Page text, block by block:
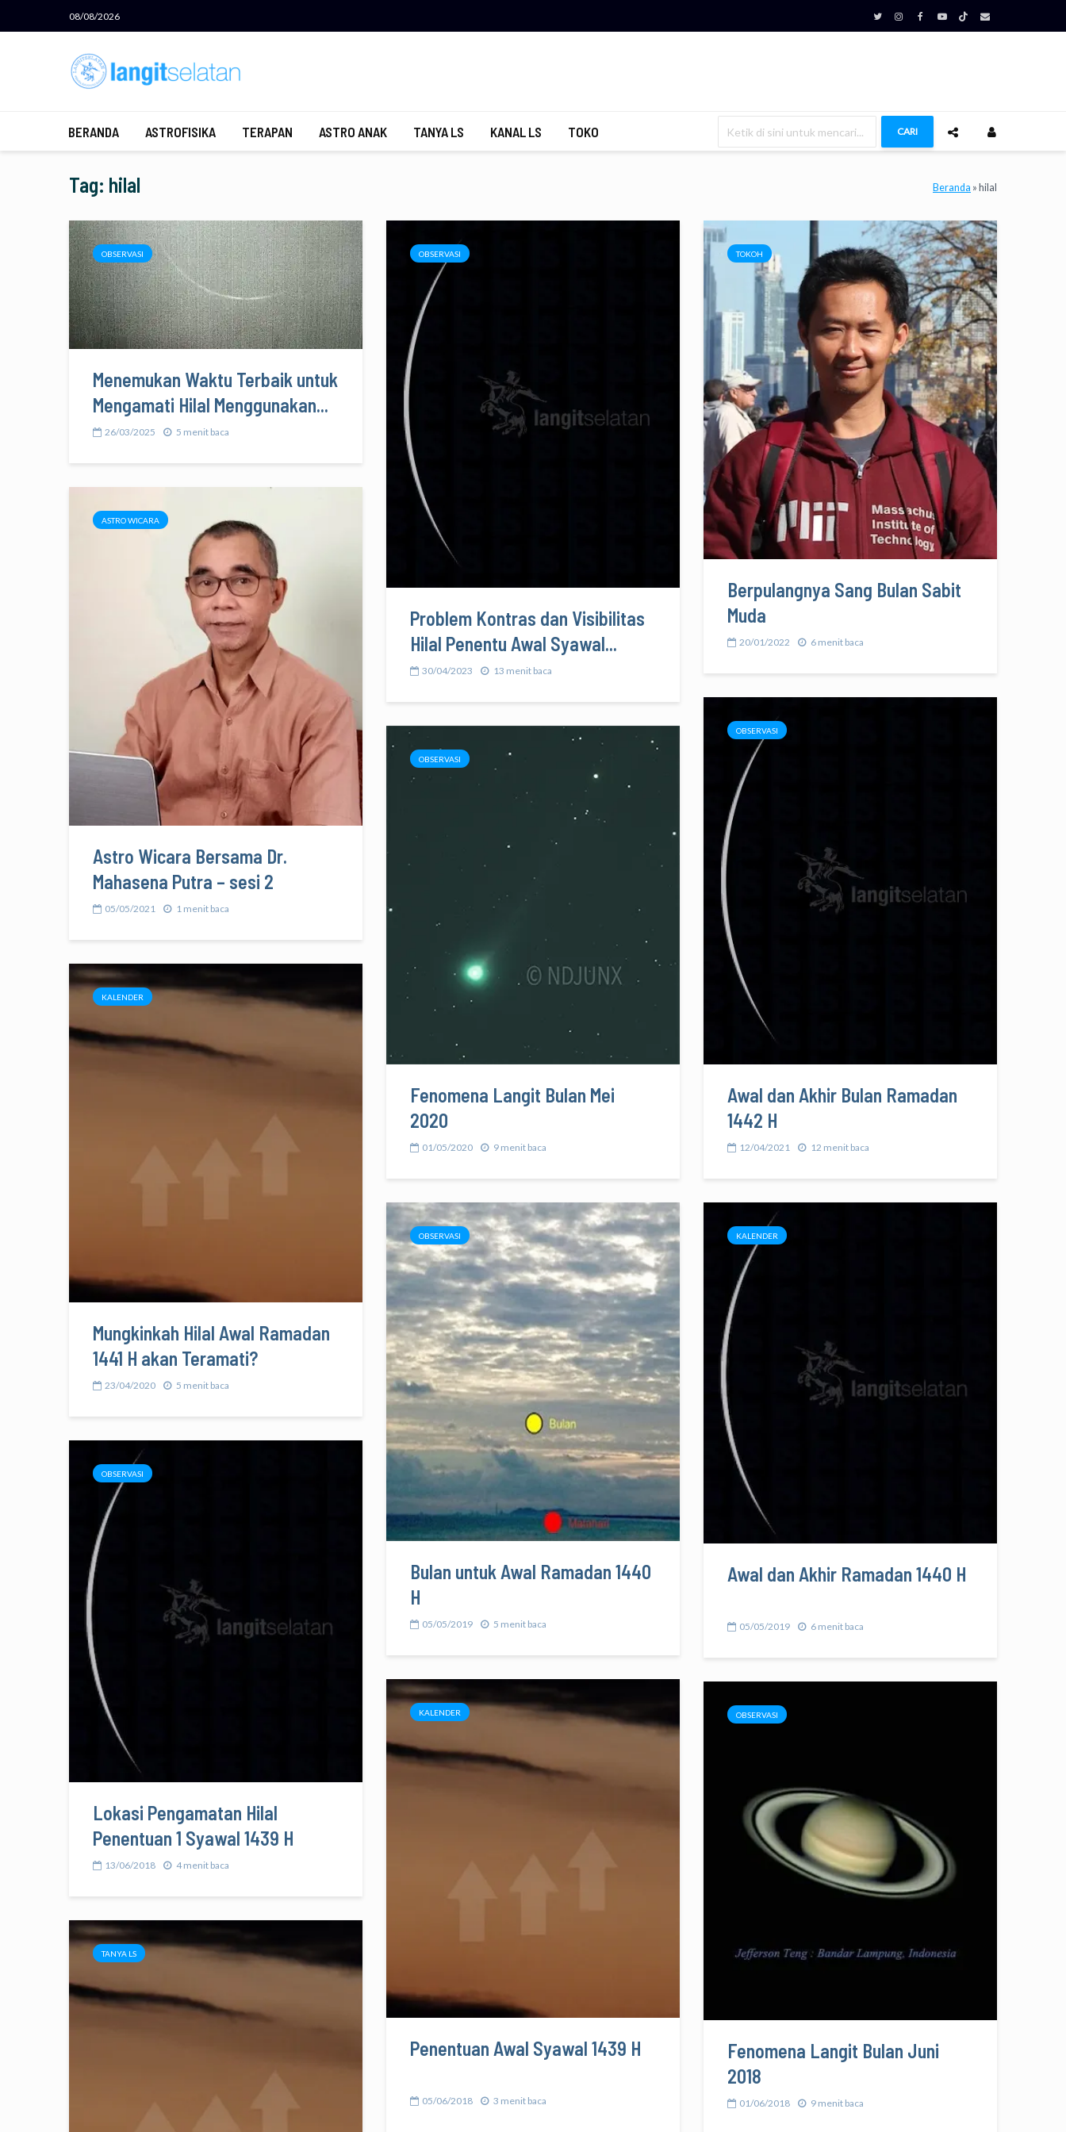
08/08/2026
BERANDA ASTROFISIKA TERAPAN ASTRO ANAK TANYA LS KANAL LS TOKO CARI
Tag: hilal Beranda » hilal
OBSERVASI
Menemukan Waktu Terbaik untuk
Mengamati Hilal Menggunakan...
26/03/2025 5 menit baca
OBSERVASI
Problem Kontras dan Visibilitas
Hilal Penentu Awal Syawal...
30/04/2023 13 menit baca
TOKOH
Berpulangnya Sang Bulan Sabit
Muda
20/01/2022 6 menit baca
ASTRO WICARA
Astro Wicara Bersama Dr.
Mahasena Putra – sesi 2
05/05/2021 1 menit baca
OBSERVASI
Awal dan Akhir Bulan Ramadan
1442 H
12/04/2021 12 menit baca
OBSERVASI
Fenomena Langit Bulan Mei
2020
01/05/2020 9 menit baca
KALENDER
Mungkinkah Hilal Awal Ramadan
1441 H akan Teramati?
23/04/2020 5 menit baca
OBSERVASI
Bulan untuk Awal Ramadan 1440
H
05/05/2019 5 menit baca
KALENDER
Awal dan Akhir Ramadan 1440 H
05/05/2019 6 menit baca
OBSERVASI
Lokasi Pengamatan Hilal
Penentuan 1 Syawal 1439 H
13/06/2018 4 menit baca
KALENDER
Penentuan Awal Syawal 1439 H
05/06/2018 3 menit baca
OBSERVASI
Fenomena Langit Bulan Juni
2018
01/06/2018 9 menit baca
TANYA LS